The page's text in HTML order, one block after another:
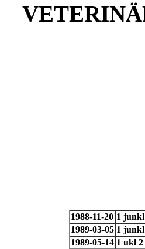
1988-11-20 1
1989-03-05 1
1989-05-14 1 ukl